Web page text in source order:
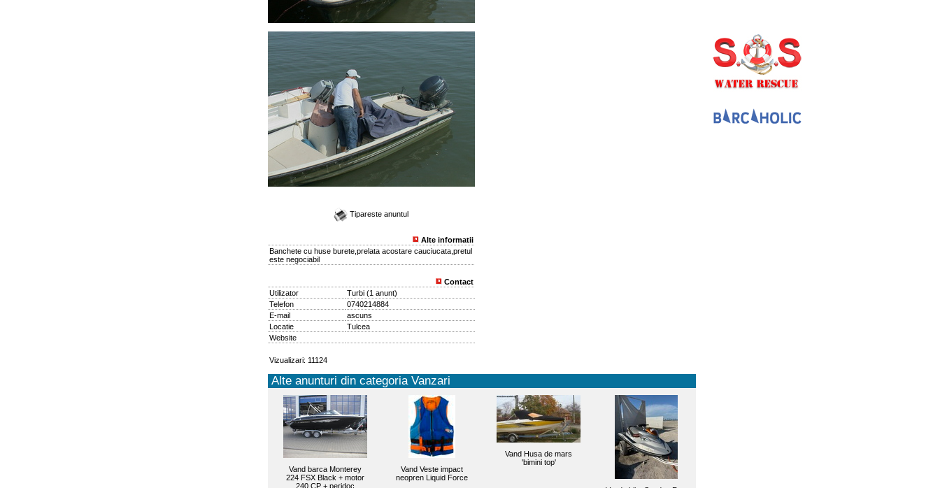
Tipareste anuntul
Alte informatii
Banchete cu huse burete,prelata acostare cauciucata,pretul
este negociabil
Contact
Utilizator
Turbi(1 anunt)
Telefon
0740214884
E-mail
ascuns
Locatie
Tulcea
Website
Vizualizari: 11124
Alte anunturi din categoria Vanzari
Vand barca Monterey
224 FSX Black + motor
240 CP + peridoc
Vand Veste impact
neopren Liquid Force
Vand Husa de mars
'bimini top'